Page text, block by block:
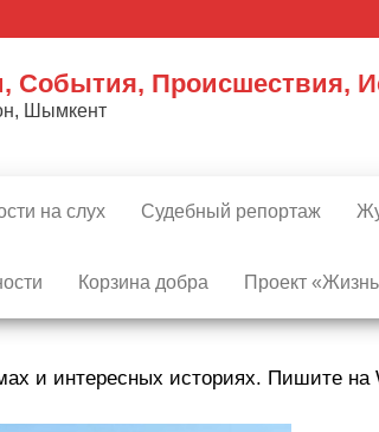
События, Происшествия,
Шымкент
на слух Судебный репортаж
Корзина добра Проект
и интересных историях. Пишите на